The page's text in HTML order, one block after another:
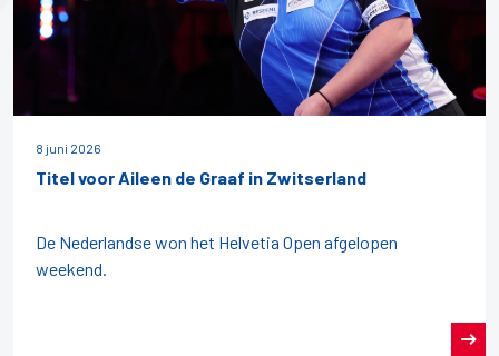
8 juni 2026
Titel voor Aileen de Graaf in Zwitserland
De Nederlandse won het Helvetia Open afgelopen
weekend.